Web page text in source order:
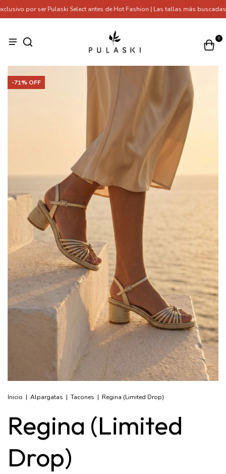
por ser Pulaski Select antes de Hot Fashion | Las tallas más buscadas
0
-71% OFF
Inicio | Alpargatas | Tacones | Regina (Limited Drop)
Regina (Limited
Drop)